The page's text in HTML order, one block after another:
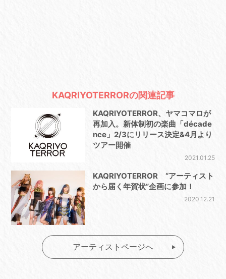
KAQRIYOTERRORの関連記事
KAQRIYOTERROR、ヤマコマロが
再加入。新体制初の楽曲「décade
nce」2/3にリリース決定&4月より
ツアー開催
2021.01.25
KAQRIYOTERROR “アーティスト
から届く年賀状”企画に参加！
2020.12.21
アーティストページへ